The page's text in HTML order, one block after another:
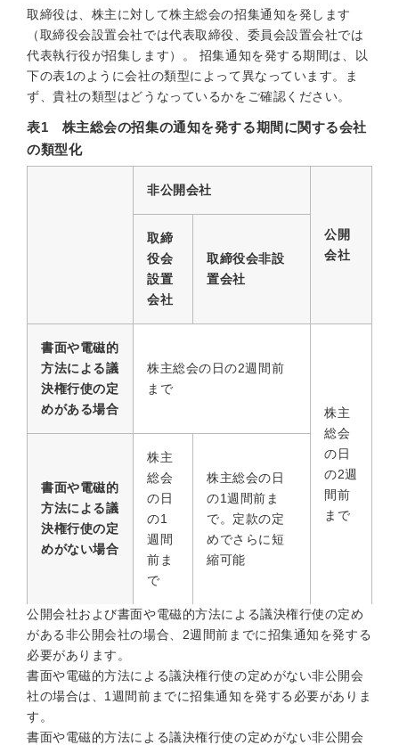
取締役は、株主に対して株主総会の招集通知を発します
（取締役会設置会社では代表取締役、委員会設置会社では
代表執行役が招集します）。 招集通知を発する期間は、以
下の表1のように会社の類型によって異なっています。ま
ず、貴社の類型はどうなっているかをご確認ください。
表1 株主総会の招集の通知を発する期間に関する会社
の類型化
非公開会社
公開
会社
取締
役会
設置
会社
取締役会非設
置会社
書面や電磁的
方法による議
決権行使の定
めがある場合
株主総会の日の2週間前
まで
株主
総会
の日
の2週
間前
まで
書面や電磁的
方法による議
決権行使の定
めがない場合
株主
総会
の日
の1
週間
前ま
で
株主総会の日
の1週間前ま
で。定款の定
めでさらに短
縮可能
公開会社および書面や電磁的方法による議決権行使の定め
がある非公開会社の場合、2週間前までに招集通知を発する
必要があります。
書面や電磁的方法による議決権行使の定めがない非公開会
社の場合は、1週間前までに招集通知を発する必要がありま
す。
書面や電磁的方法による議決権行使の定めがない非公開会